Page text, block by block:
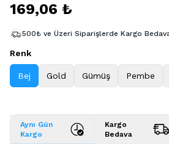
169,06 ₺
500₺ ve Üzeri Siparişlerde Kargo
Renk
Bej Gold Gümüş Pembe
Aynı Gün
Kargo
Kargo
Bedava